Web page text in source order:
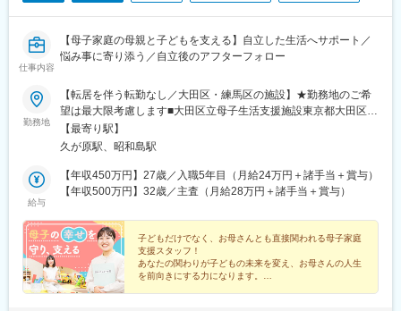
仕事内容
【母子家庭の母親と子どもを支える】自立した生活へサポート／
悩み事に寄り添う／自立後のアフターフォロー
勤務地
【転居を伴う転勤なし／大田区・練馬区の施設】★勤務地のご希
望は最大限考慮します■大田区立母子生活支援施設東京都大田区久
が原＜アクセス＞JR蒲田駅よりバス乗車、「安詳寺」停留所～徒
歩2分■大田区立母子生活支援施設東京都大田区大森南＜アクセス
分■練馬区立母子生活支援施設東京都練馬区＜アクセス＞各線「練
馬駅」より徒歩15分※常勤職員は他事業所へ異動する場合があり
フィス内禁煙・分煙
【最寄り駅】
久が原駅、昭和島駅
給与
【年収450万円】27歳／入職5年目（月給24万円＋諸手当＋賞与）
【年収500万円】32歳／主査（月給28万円＋諸手当＋賞与）
子どもだけでなく、お母さんとも直接関われる母子家庭
支援スタッフ！
あなたの関わりが子どもの未来を変え、お母さんの人生
を前向きにする力になります。